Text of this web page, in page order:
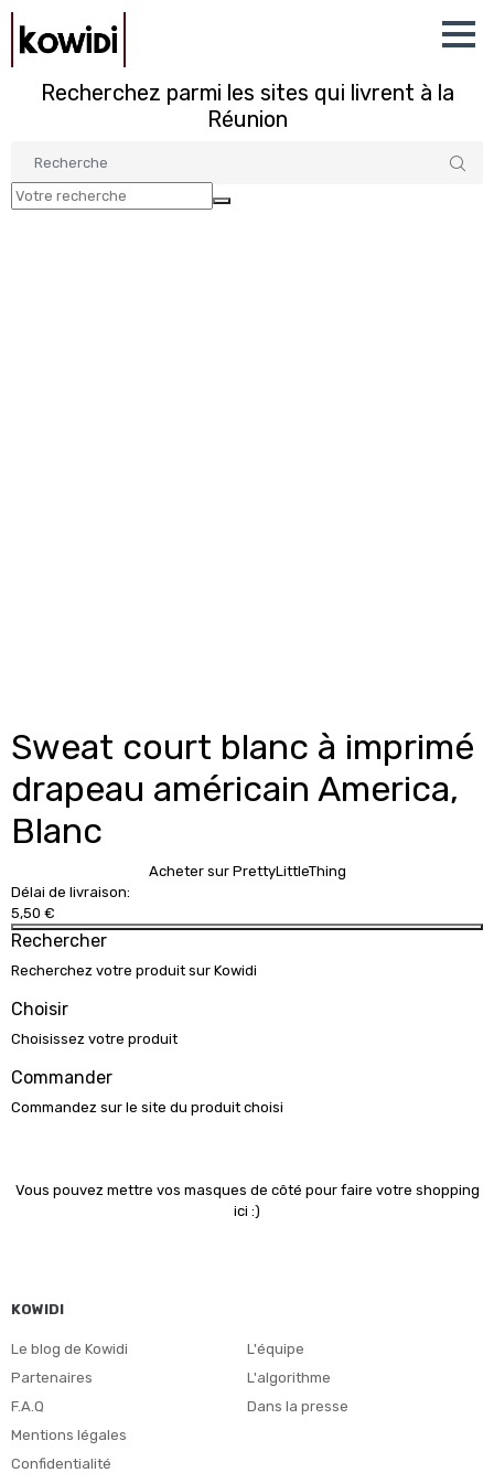
Recherchez parmi les sites qui livrent à la
Réunion
Sweat court blanc à imprimé
drapeau américain America,
Blanc
Acheter sur PrettyLittleThing
Délai de livraison:
5,50 €
Rechercher
Recherchez votre produit sur Kowidi
Choisir
Choisissez votre produit
Commander
Commandez sur le site du produit choisi
Vous pouvez mettre vos masques de côté pour faire votre shopping
ici :)
KOWIDI
Le blog de Kowidi
Partenaires
F.A.Q
Mentions légales
Confidentialité
L'équipe
L'algorithme
Dans la presse